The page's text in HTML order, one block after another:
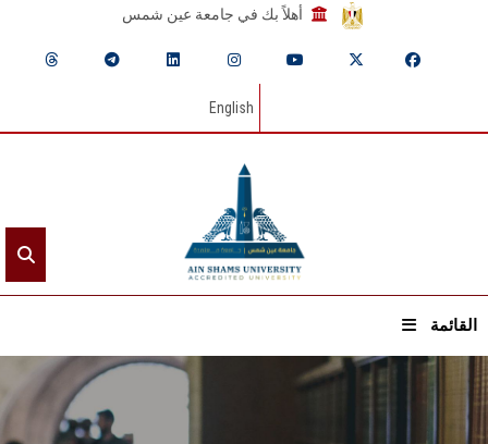
أهلاً بك في جامعة عين شمس
English
القائمة
الرئيسيـة